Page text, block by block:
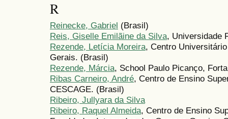
R
Reinecke, Gabriel (Brasil)
Reis, Giselle Emilãine da Silva, Universidade
Rezende, Letícia Moreira, Centro
Gerais. (Brasil)
Rezende, Márcia, School Paulo Picanço,
Ribas Carneiro, André, Centro de Ensino
CESCAGE. (Brasil)
Ribeiro, Jullyara da Silva
Ribeiro, Raquel Almeida, Centro de Ensino